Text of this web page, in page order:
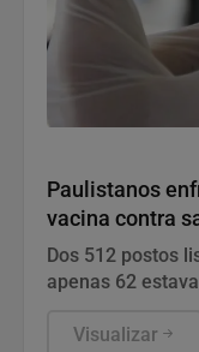
Paulistanos
vacina contra
Dos 512 postos
apenas 62
segunda a sexta-
Visualizar